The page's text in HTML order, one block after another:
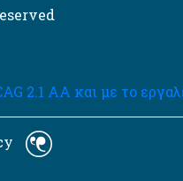
2.1 AA και με το